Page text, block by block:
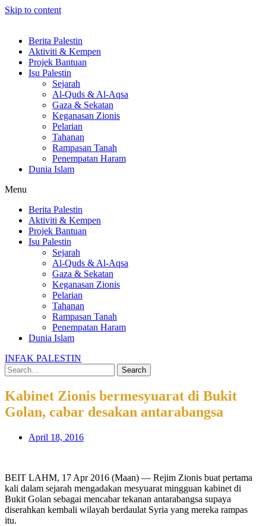
Skip to content
Berita Palestin
Aktiviti & Kempen
Projek Bantuan
Isu Palestin
Sejarah
Al-Quds & Al-Aqsa
Gaza & Sekatan
Keganasan Zionis
Pelarian
Tahanan
Rampasan Tanah
Penempatan Haram
Dunia Islam
Menu
Berita Palestin
Aktiviti & Kempen
Projek Bantuan
Isu Palestin
Sejarah
Al-Quds & Al-Aqsa
Gaza & Sekatan
Keganasan Zionis
Pelarian
Tahanan
Rampasan Tanah
Penempatan Haram
Dunia Islam
INFAK PALESTIN
Search
Kabinet Zionis bermesyuarat di Bukit
Golan, cabar desakan antarabangsa
April 18, 2016
BEIT LAHM, 17 Apr 2016 (Maan) — Rejim Zionis buat pertama
kali dalam sejarah mengadakan mesyuarat mingguan kabinet di
Bukit Golan sebagai mencabar tekanan antarabangsa supaya
diserahkan kembali wilayah berdaulat Syria yang mereka rampas
itu.